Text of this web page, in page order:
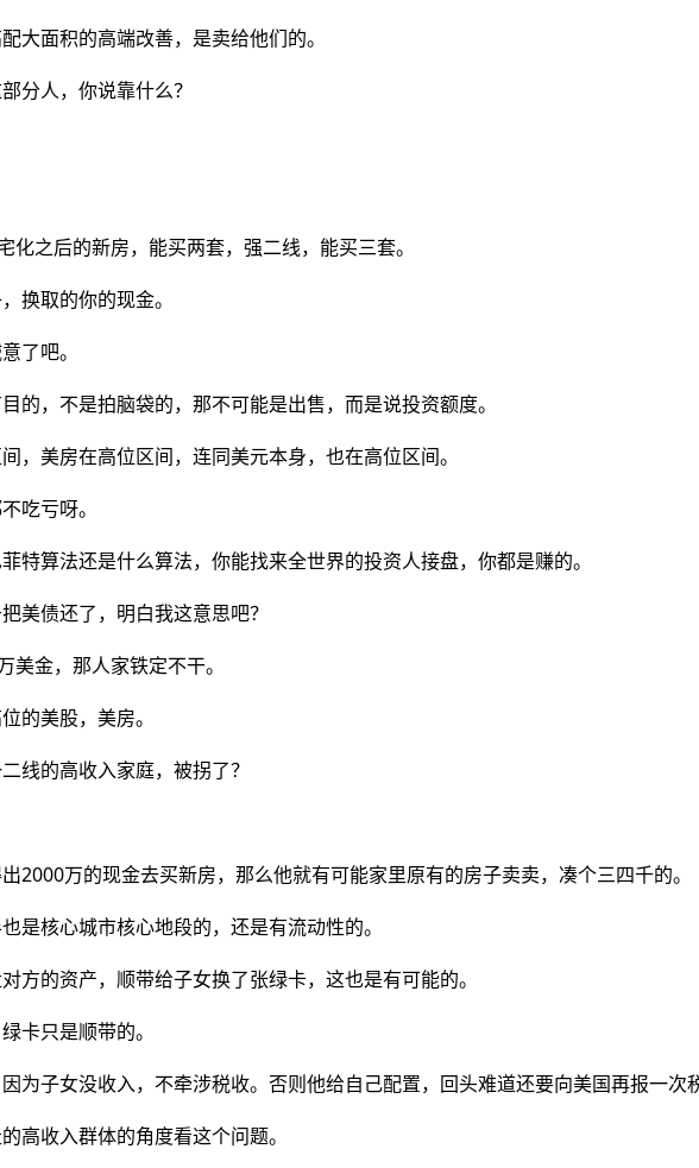
大面积的高端改善，是卖给他们的。
分人，你说靠什么？
化之后的新房，能买两套，强二线，能买三套。
换取的你的现金。
了吧。
的，不是拍脑袋的，那不可能是出售，而是说投资额度。
，美房在高位区间，连同美元本身，也在高位区间。
吃亏呀。
特算法还是什么算法，你能找来全世界的投资人接盘，你都是赚的。
美债还了，明白我这意思吧？
金，那人家铁定不干。
的美股，美房。
线的高收入家庭，被拐了？
2000万的现金去买新房，那么他就有可能家里原有的房子卖卖，凑个三四千的。
是核心城市核心地段的，还是有流动性的。
方的资产，顺带给子女换了张绿卡，这也是有可能的。
卡只是顺带的。
为子女没收入，不牵涉税收。否则他给自己配置，回头难道还要向美国再报一次
高收入群体的角度看这个问题。